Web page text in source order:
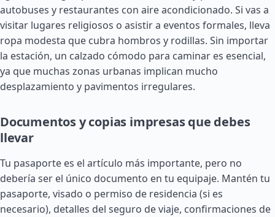
autobuses y restaurantes con aire acondicionado. Si vas a
visitar lugares religiosos o asistir a eventos formales, lleva
ropa modesta que cubra hombros y rodillas. Sin importar
la estación, un calzado cómodo para caminar es esencial,
ya que muchas zonas urbanas implican mucho
desplazamiento y pavimentos irregulares.
Documentos y copias impresas que debes
llevar
Tu pasaporte es el artículo más importante, pero no
debería ser el único documento en tu equipaje. Mantén tu
pasaporte, visado o permiso de residencia (si es
necesario), detalles del seguro de viaje, confirmaciones de